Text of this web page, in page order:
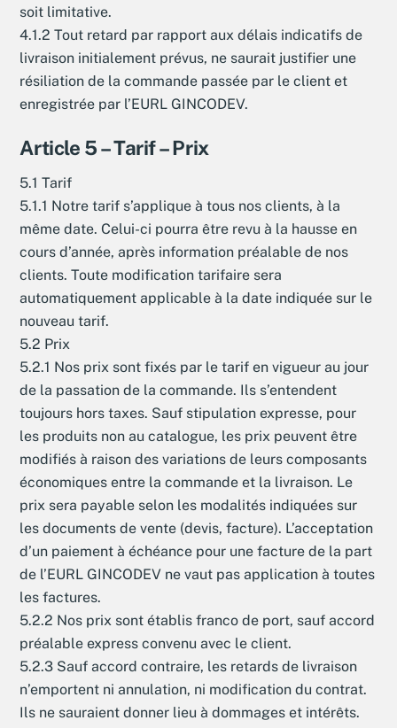
soit limitative.
4.1.2 Tout retard par rapport aux délais indicatifs de
livraison initialement prévus, ne saurait justifier une
résiliation de la commande passée par le client et
enregistrée par l’EURL GINCODEV.
Article 5 – Tarif – Prix
5.1 Tarif
5.1.1 Notre tarif s’applique à tous nos clients, à la
même date. Celui-ci pourra être revu à la hausse en
cours d’année, après information préalable de nos
clients. Toute modification tarifaire sera
automatiquement applicable à la date indiquée sur le
nouveau tarif.
5.2 Prix
5.2.1 Nos prix sont fixés par le tarif en vigueur au jour
de la passation de la commande. Ils s’entendent
toujours hors taxes. Sauf stipulation expresse, pour
les produits non au catalogue, les prix peuvent être
modifiés à raison des variations de leurs composants
économiques entre la commande et la livraison. Le
prix sera payable selon les modalités indiquées sur
les documents de vente (devis, facture). L’acceptation
d’un paiement à échéance pour une facture de la part
de l’EURL GINCODEV ne vaut pas application à toutes
les factures.
5.2.2 Nos prix sont établis franco de port, sauf accord
préalable express convenu avec le client.
5.2.3 Sauf accord contraire, les retards de livraison
n’emportent ni annulation, ni modification du contrat.
Ils ne sauraient donner lieu à dommages et intérêts.